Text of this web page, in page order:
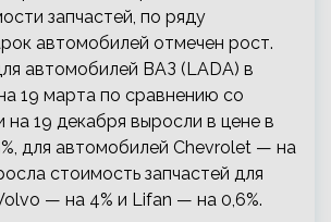
запчастей, по ряду
автомобилей отмечен рост.
автомобилей ВАЗ (LADA) в
19 марта по сравнению со
на 19 декабря выросли в цене в
для автомобилей Chevrolet — на
стоимость запчастей для
— на 4% и Lifan — на 0,6%.